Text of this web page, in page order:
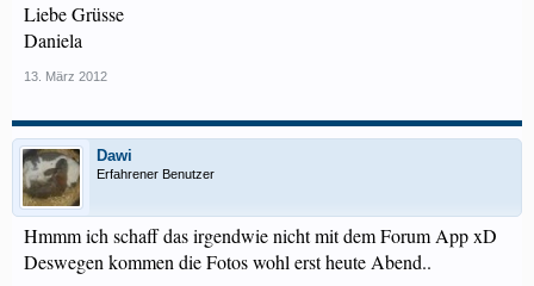
Liebe Grüsse
Daniela
13. März 2012
Dawi
Erfahrener Benutzer
Hmmm ich schaff das irgendwie nicht mit dem Forum App xD
Deswegen kommen die Fotos wohl erst heute Abend..